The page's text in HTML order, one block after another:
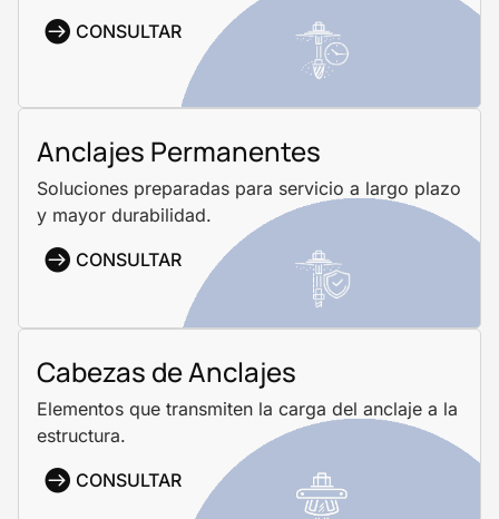
CONSULTAR
Anclajes Permanentes
Soluciones preparadas para servicio a largo plazo
y mayor durabilidad.
CONSULTAR
Cabezas de Anclajes
Elementos que transmiten la carga del anclaje a la
estructura.
CONSULTAR